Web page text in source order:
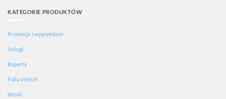
KATEGORIE PRODUKTÓW
Promocje i wyprzedaże
Usługi
Koperty
Folia stretch
Worki